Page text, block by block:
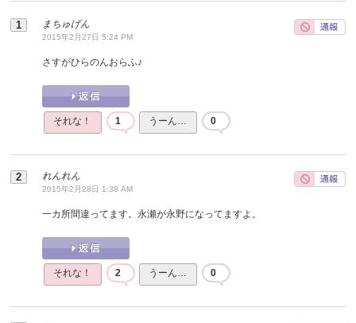
まちゅげん
2015年2月27日 5:24 PM
さすがひらのんおらふ♪
それな！ 1 うーん… 0
れんれん
2015年2月28日 1:38 AM
一カ所間違ってます。永瀬が永野になってますよ。
それな！ 2 うーん… 0